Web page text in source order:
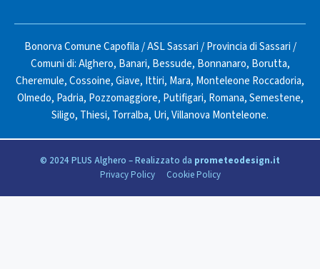
Bonorva Comune Capofila/ASL Sassari/Provincia di Sassari/
Comuni di:Alghero, Banari, Bessude, Bonnanaro, Borutta,
Cheremule,Cossoine,Giave, Ittiri, Mara, Monteleone Roccadoria,
Olmedo, Padria, Pozzomaggiore, Putifigari, Romana,Semestene,
Siligo, Thiesi, Torralba, Uri,Villanova Monteleone.
© 2024 PLUS Alghero – Realizzato da prometeodesign.it
Privacy Policy
Cookie Policy